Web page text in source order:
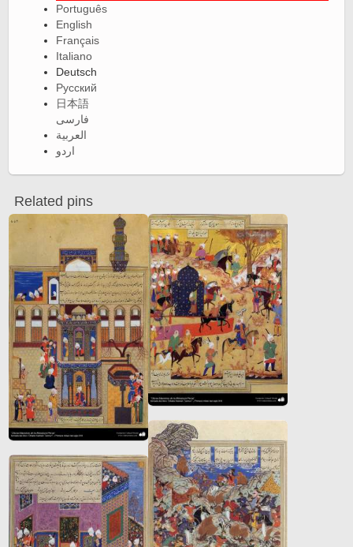
Português
English
Français
Italiano
Deutsch
Русский
日本語
فارسی
العربية
اردو
Related pins